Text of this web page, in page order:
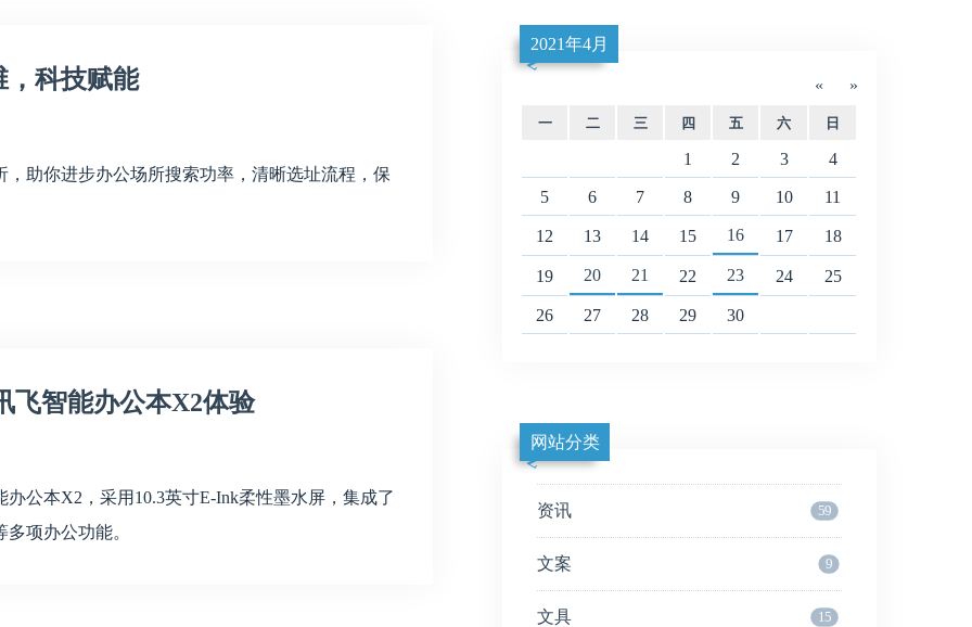
，科技赋能
助你进步办公场所搜索功率，清晰选址流程，保
飞智能办公本X2体验
公本X2，采用10.3英寸E-Ink柔性墨水屏，集成了
项办公功能。
«
2021年4月
»
一 二 三 四 五 六 日
1 2 3 4
5 6 7 8 9 10 11
12 13 14 15 16 17 18
19 20 21 22 23 24 25
26 27 28 29 30
网站分类
资讯 59
文案 9
文具 15